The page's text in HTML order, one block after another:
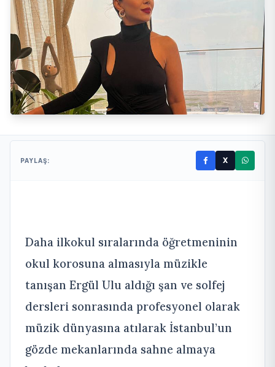
PAYLAŞ: X
Daha ilkokul sıralarında öğretmeninin
okul korosuna almasıyla müzikle
tanışan Ergül Ulu aldığı şan ve solfej
dersleri sonrasında profesyonel olarak
müzik dünyasına atılarak İstanbul’un
gözde mekanlarında sahne almaya